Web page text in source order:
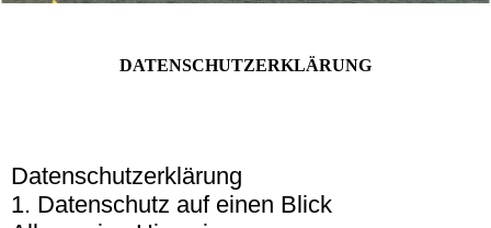
DATEN­SCHUTZ­ERKLÄ­RUNG
Datenschutzerklärung
1. Datenschutz auf einen Blick